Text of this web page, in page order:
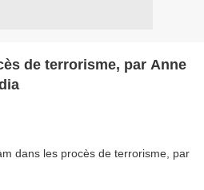
de terrorisme, par Anne